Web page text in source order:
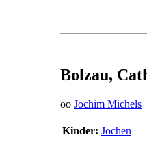
Bolzau,
oo Jochim Michels
Kinder: Jochen